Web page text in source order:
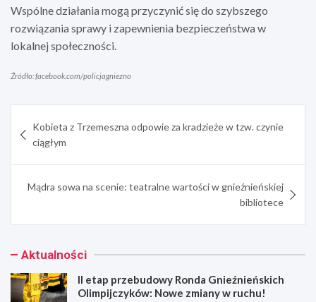
Wspólne działania mogą przyczynić się do szybszego
rozwiązania sprawy i zapewnienia bezpieczeństwa w
lokalnej społeczności.
Źródło: facebook.com/policjagniezno
wpisu
Kobieta z Trzemeszna odpowie za kradzieże w tzw. czynie
ciągłym
Mądra sowa na scenie: teatralne wartości w gnieźnieńskiej
bibliotece
Aktualności
II etap przebudowy Ronda Gnieźnieńskich
Olimpijczyków: Nowe zmiany w ruchu!